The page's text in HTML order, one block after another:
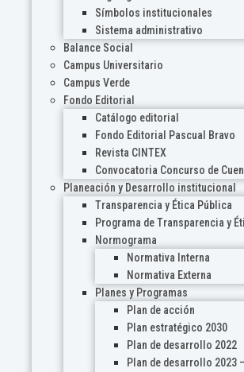
Símbolos institucionales
Sistema administrativo
Balance Social
Campus Universitario
Campus Verde
Fondo Editorial
Catálogo editorial
Fondo Editorial Pascual Bravo
Revista CINTEX
Convocatoria Concurso de
Planeación y Desarrollo institucional
Transparencia y Ética Pública
Programa de Transparencia y
Normograma
Normativa Interna
Normativa Externa
Planes y Programas
Plan de acción
Plan estratégico 2030
Plan de desarrollo 2022
Plan de desarrollo 2023